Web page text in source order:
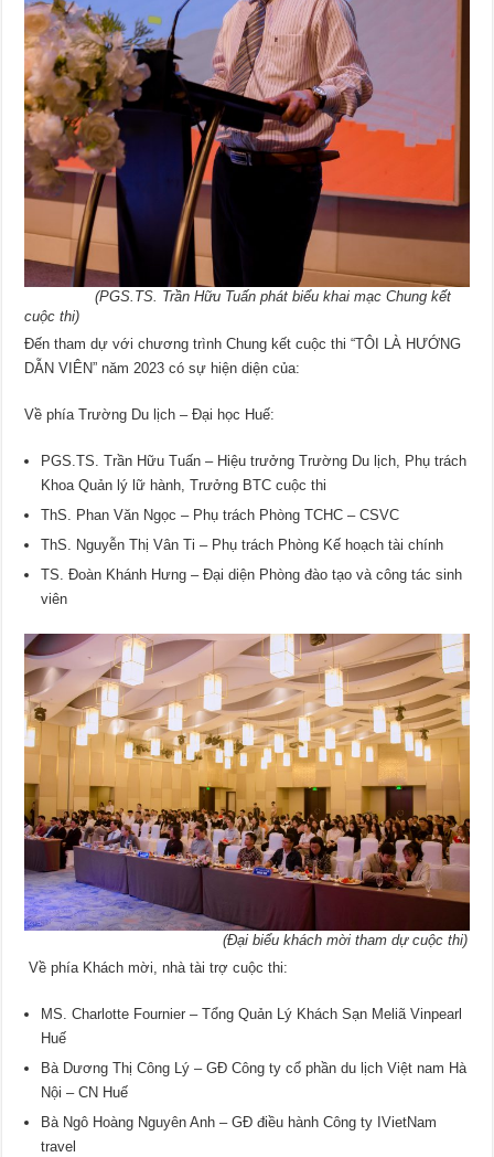
(PGS.TS. Trần Hữu Tuấn phát biểu khai mạc Chung kết
cuộc thi)
Đến tham dự với chương trình Chung kết cuộc thi “TÔI LÀ HƯỚNG
DẪN VIÊN” năm 2023 có sự hiện diện của:
Về phía Trường Du lịch – Đại học Huế:
PGS.TS. Trần Hữu Tuấn – Hiệu trưởng Trường Du lịch, Phụ trách
Khoa Quản lý lữ hành, Trưởng BTC cuộc thi
ThS. Phan Văn Ngọc – Phụ trách Phòng TCHC – CSVC
ThS. Nguyễn Thị Vân Ti – Phụ trách Phòng Kế hoạch tài chính
TS. Đoàn Khánh Hưng – Đại diện Phòng đào tạo và công tác sinh
viên
(Đại biểu khách mời tham dự cuộc thi)
Về phía Khách mời, nhà tài trợ cuộc thi:
MS. Charlotte Fournier – Tổng Quản Lý Khách Sạn Meliã Vinpearl
Huế
Bà Dương Thị Công Lý – GĐ Công ty cổ phần du lịch Việt nam Hà
Nội – CN Huế
Bà Ngô Hoàng Nguyên Anh – GĐ điều hành Công ty IVietNam
travel